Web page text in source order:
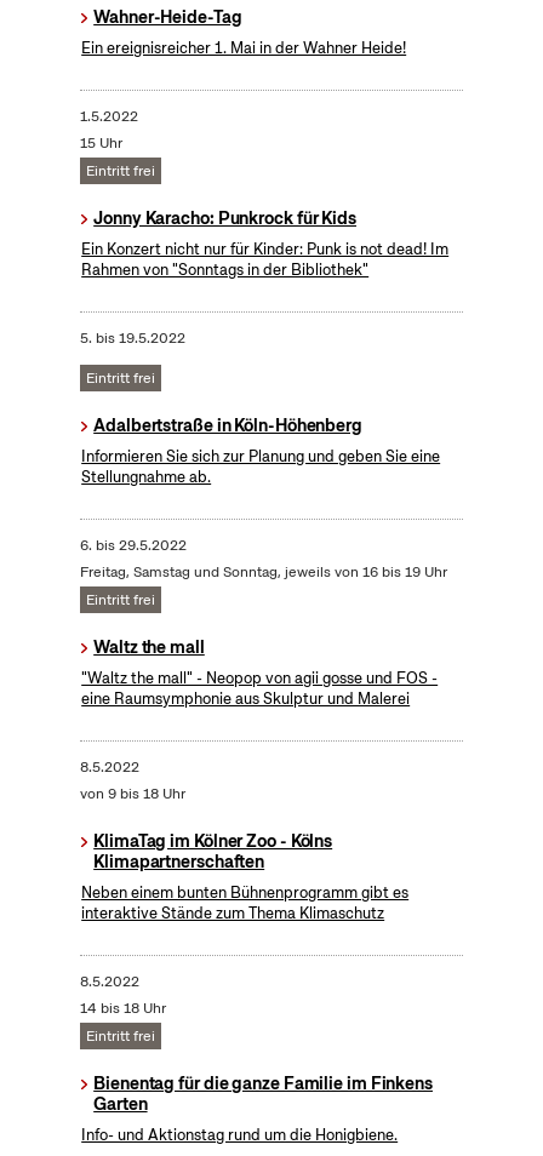
Wahner-Heide-Tag
Ein ereignisreicher 1. Mai in der Wahner Heide!
1.5.2022
15 Uhr
Eintritt frei
Jonny Karacho: Punkrock für Kids
Ein Konzert nicht nur für Kinder: Punk is not dead! Im
Rahmen von "Sonntags in der Bibliothek"
5. bis19.5.2022
Eintritt frei
Adalbertstraße in Köln-Höhenberg
Informieren Sie sich zur Planung und geben Sie eine
Stellungnahme ab.
6. bis29.5.2022
Freitag, Samstag und Sonntag, jeweils von 16 bis 19 Uhr
Eintritt frei
Waltz the mall
"Waltz the mall" - Neopop von agii gosse und FOS -
eine Raumsymphonie aus Skulptur und Malerei
8.5.2022
von 9 bis 18 Uhr
KlimaTag im Kölner Zoo - Kölns
Klimapartnerschaften
Neben einem bunten Bühnenprogramm gibt es
interaktive Stände zum Thema Klimaschutz
8.5.2022
14 bis 18 Uhr
Eintritt frei
Bienentag für die ganze Familie im Finkens
Garten
Info- und Aktionstag rund um die Honigbiene.